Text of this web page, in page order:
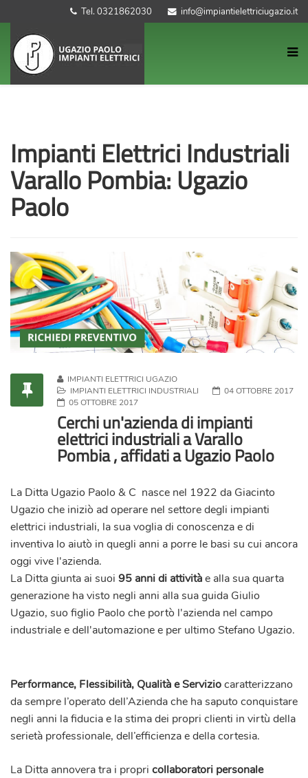
Tel. 0321862030 info@impiantielettriciugazio.it
Impianti Elettrici Industriali
Varallo Pombia: Ugazio
Paolo
IMPIANTI ELETTRICI UGAZIO
IMPIANTI ELETTRICI INDUSTRIALI
04 OTTOBRE 2017
05 OTTOBRE 2017
Cerchi un'azienda di impianti
elettrici industriali a Varallo
Pombia , affidati a Ugazio Paolo
La Ditta Ugazio Paolo & C nasce nel 1922 da Giacinto
Ugazio che iniziò ad operare nel settore degli impianti
elettrici industriali, la sua voglia di conoscenza e di
inventiva lo aiutò in quegli anni a porre le basi su cui ancora
oggi vive l'azienda.
La Ditta giunta ai suoi 95 anni di attivitàe alla sua quarta
generazione ha visto negli anni alla sua guida Giulio
Ugazio, suo figlio Paolo che portò l'azienda nel campo
industriale e dell'automazione e per ultimo Stefano Ugazio.
Performance, Flessibilità, Qualità e Serviziocaratterizzano
da sempre l’operato dell’Azienda che ha saputo conquistare
negli anni la fiducia e la stima dei propri clienti in virtù della
serietà professionale, dell’efficienza e della cortesia.
La Ditta annovera tra i propri collaboratori personale